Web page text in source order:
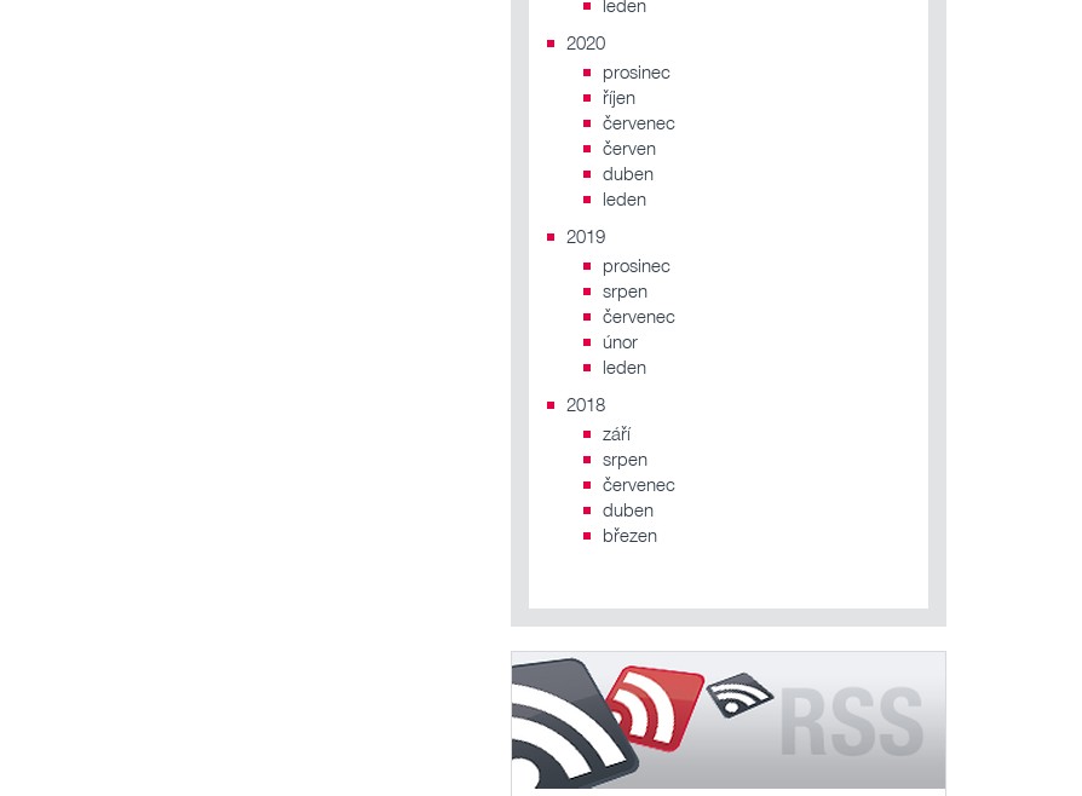
leden
2020
prosinec
říjen
červenec
červen
duben
leden
2019
prosinec
srpen
červenec
únor
leden
2018
září
srpen
červenec
duben
březen